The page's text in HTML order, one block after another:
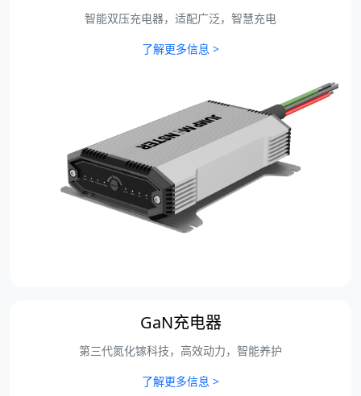
智能双压充电器，适配广泛，智慧充电
了解更多信息 >
GaN充电器
第三代氮化镓科技，高效动力，智能养护
了解更多信息 >